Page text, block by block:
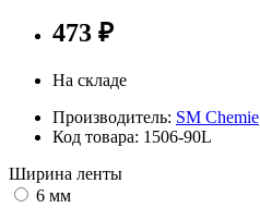
473 ₽
На складе
Производитель: SM Chemie
Код товара: 1506-90L
Ширина ленты
6 мм